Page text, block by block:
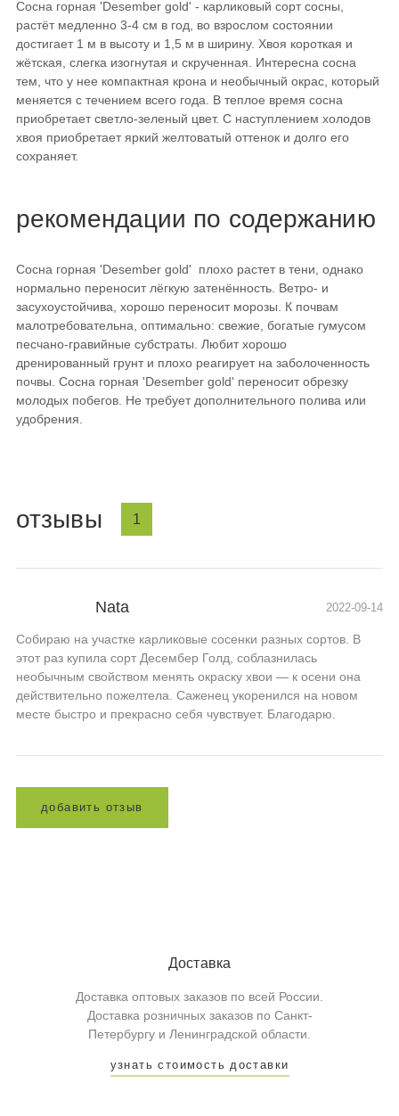
Сосна горная 'Desember gold' - карликовый сорт сосны,
растёт медленно 3-4 см в год, во взрослом состоянии
достигает 1 м в высоту и 1,5 м в ширину. Хвоя короткая и
жётская, слегка изогнутая и скрученная. Интересна сосна
тем, что у нее компактная крона и необычный окрас, который
меняется с течением всего года. В теплое время сосна
приобретает светло-зеленый цвет. С наступлением холодов
хвоя приобретает яркий желтоватый оттенок и долго его
сохраняет.
рекомендации по содержанию
Сосна горная 'Desember gold' плохо растет в тени, однако
нормально переносит лёгкую затенённость. Ветро- и
засухоустойчива, хорошо переносит морозы. К почвам
малотребовательна, оптимально: свежие, богатые гумусом
песчано-гравийные субстраты. Любит хорошо
дренированный грунт и плохо реагирует на заболоченность
почвы. Сосна горная 'Desember gold' переносит обрезку
молодых побегов. Не требует дополнительного полива или
удобрения.
отзывы 1
Nata 2022-09-14
Собираю на участке карликовые сосенки разных сортов. В
этот раз купила сорт Десембер Голд, соблазнилась
необычным свойством менять окраску хвои — к осени она
действительно пожелтела. Саженец укоренился на новом
месте быстро и прекрасно себя чувствует. Благодарю.
доба вит ь отз ыв
Доставка
Доставка оптовых заказов по всей России.
Доставка розничных заказов по Санкт-
Петербургу и Ленинградской области.
узнать стоимость доставки